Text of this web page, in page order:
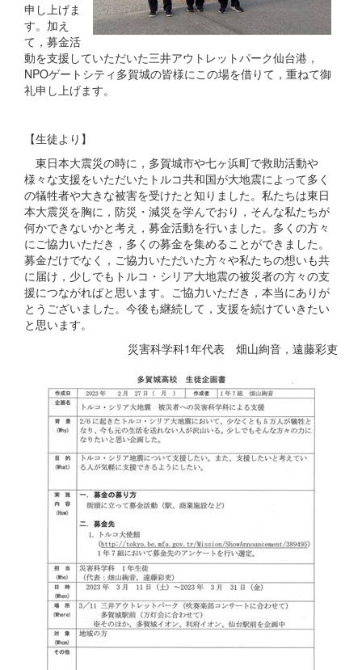
申し上げま
す。加え
て，募金活
動を支援していただいた三井アウトレットパーク仙台港，
NPOゲートシティ多賀城の皆様にこの場を借りて，重ねて御
礼申し上げます。
【生徒より】
東日本大震災の時に，多賀城市や七ヶ浜町で救助活動や
様々な支援をいただいたトルコ共和国が大地震によって多く
の犠牲者や大きな被害を受けたと知りました。私たちは東日
本大震災を胸に，防災・減災を学んでおり，そんな私たちが
何かできないかと考え，募金活動を行いました。多くの方々
にご協力いただき，多くの募金を集めることができました。
募金だけでなく，ご協力いただいた方々や私たちの想いも共
に届け，少しでもトルコ・シリア大地震の被災者の方々の支
援につながればと思います。ご協力いただき，本当にありが
とうございました。今後も継続して，支援を続けていきたい
と思います。
災害科学科1年代表 畑山絢音，遠藤彩吏